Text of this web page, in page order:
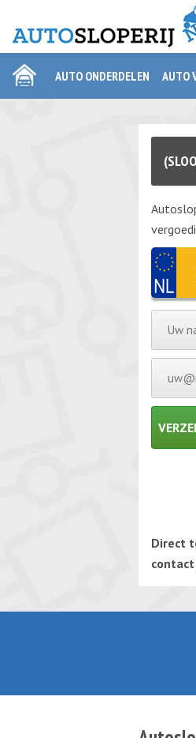
AUTO ONDERDELEN AUTO
Direct